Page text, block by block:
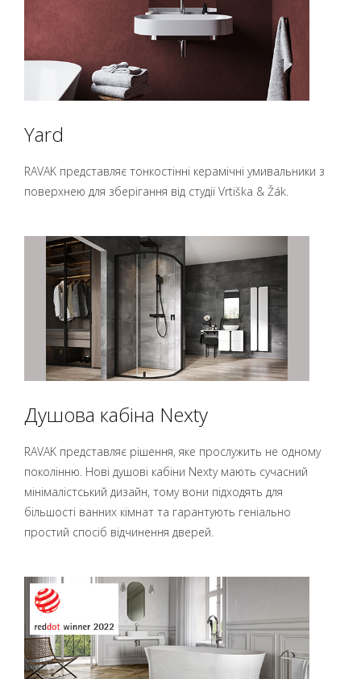
Yard
RAVAK представляє тонкостінні керамічні умивальники з
поверхнею для зберігання від студії Vrtiška & Žák.
Душова кабіна Nexty
RAVAK представляє рішення, яке прослужить не одному
поколінню. Нові душові кабіни Nexty мають сучасний
мінімалістський дизайн, тому вони підходять для
більшості ванних кімнат та гарантують геніально
простий спосіб відчинення дверей.